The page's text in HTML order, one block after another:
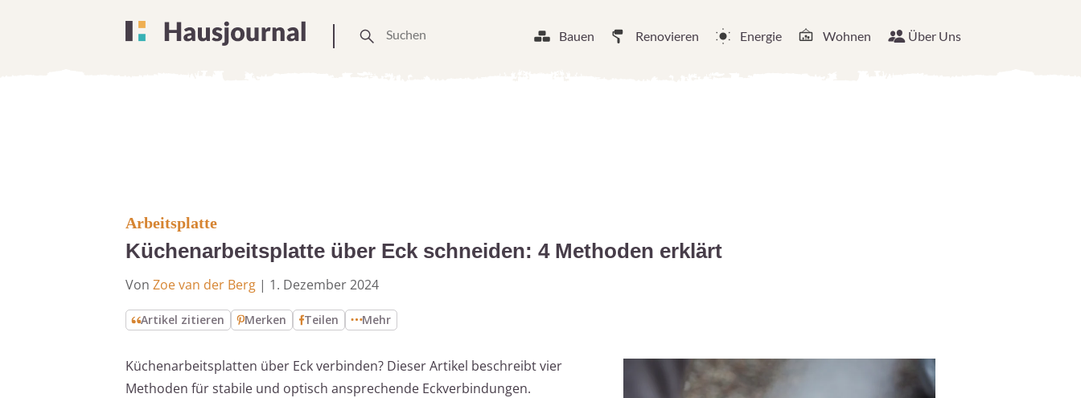
Bauen Renovieren Energie Wohnen Über Uns
Arbeitsplatte
Küchenarbeitsplatte über Eck schneiden: 4 Methoden erklärt
Von Zoe van der Berg | 1. Dezember 2024
Artikel zitieren Merken Teilen Mehr
Küchenarbeitsplatten über Eck verbinden? Dieser Artikel beschreibt vier
Methoden für stabile und optisch ansprechende Eckverbindungen.